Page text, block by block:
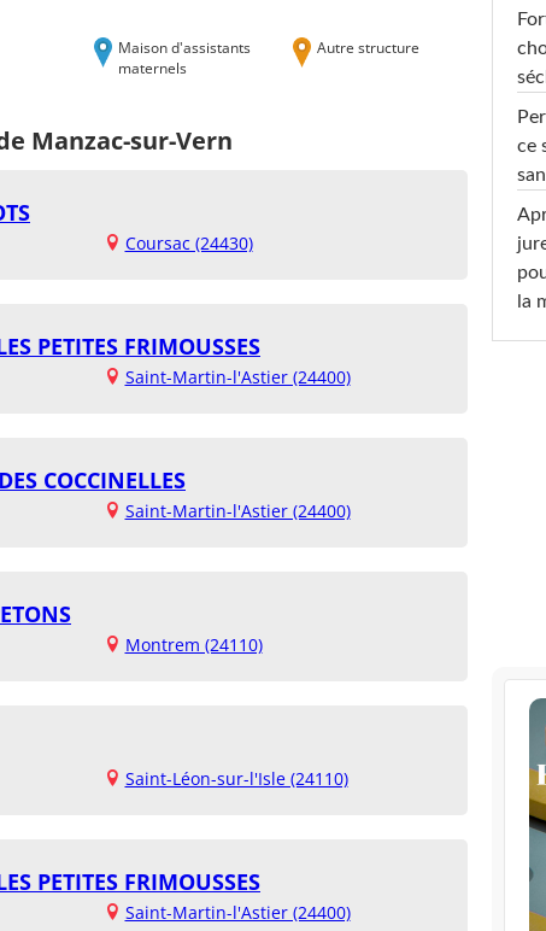
Maison d'assistants
maternels
Autre structure
Manzac-sur-Vern
Coursac (24430)
PETITES FRIMOUSSES
Saint-Martin-l'Astier (24400)
COCCINELLES
Saint-Martin-l'Astier (24400)
Montrem (24110)
Saint-Léon-sur-l'Isle (24110)
PETITES FRIMOUSSES
Saint-Martin-l'Astier (24400)
ce
la